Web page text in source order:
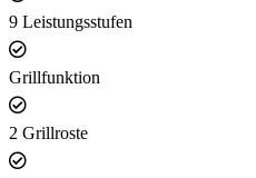
9 Leistungsstufen
Grillfunktion
2 Grillroste